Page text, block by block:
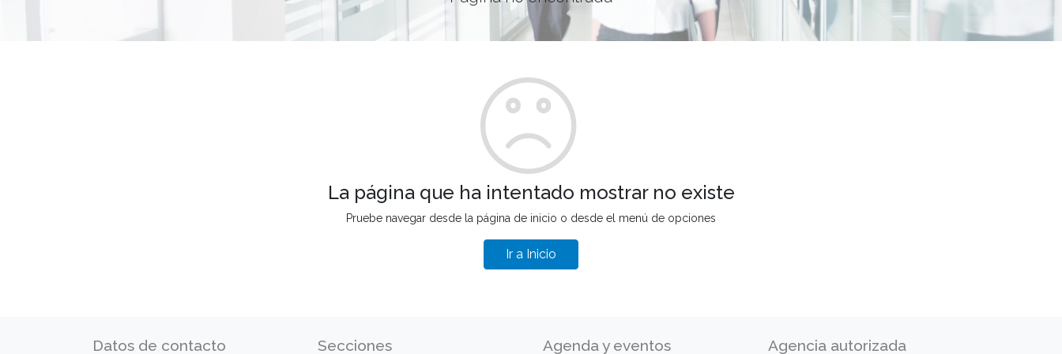
La página que ha intentado mostrar no existe
Pruebe navegar desde la página de inicio o desde el menú de opciones
Ir a Inicio
Datos de contacto Secciones Agenda y eventos Agencia autorizada